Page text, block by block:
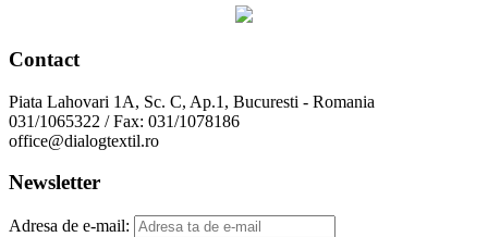
Contact
Piata Lahovari 1A, Sc. C, Ap.1, Bucuresti - Romania
031/1065322 / Fax: 031/1078186
office@dialogtextil.ro
Newsletter
Adresa de e-mail: